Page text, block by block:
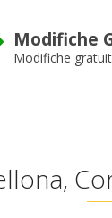
Modifiche
Modifiche